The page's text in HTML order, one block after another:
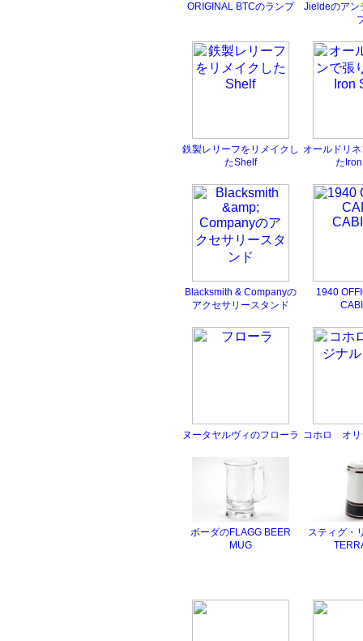
ORIGINAL BTCのランプ
Jieldeのアン
鉄製レリーフをリメイクし
たShelf
オールドリ
た
Blacksmith & Companyの
アクセサリースタンド
1940
ヌータヤルヴィのフローラ コホロ オリ
ボーダのFLAGG BEER
MUG
スティグ・